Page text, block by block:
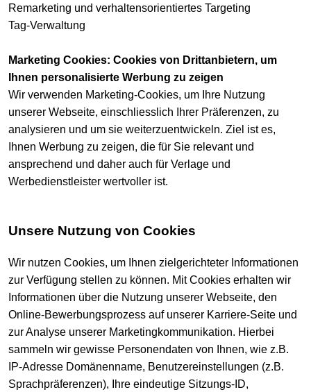
Remarketing und verhaltensorientiertes Targeting
Tag-Verwaltung
Marketing Cookies: Cookies von Drittanbietern, um
Ihnen personalisierte Werbung zu zeigen
Wir verwenden Marketing-Cookies, um Ihre Nutzung
unserer Webseite, einschliesslich Ihrer Präferenzen, zu
analysieren und um sie weiterzuentwickeln. Ziel ist es,
Ihnen Werbung zu zeigen, die für Sie relevant und
ansprechend und daher auch für Verlage und
Werbedienstleister wertvoller ist.
Unsere Nutzung von Cookies
Wir nutzen Cookies, um Ihnen zielgerichteter Informationen
zur Verfügung stellen zu können. Mit Cookies erhalten wir
Informationen über die Nutzung unserer Webseite, den
Online-Bewerbungsprozess auf unserer Karriere-Seite und
zur Analyse unserer Marketingkommunikation. Hierbei
sammeln wir gewisse Personendaten von Ihnen, wie z.B.
IP-Adresse Domänenname, Benutzereinstellungen (z.B.
Sprachpräferenzen), Ihre eindeutige Sitzungs-ID,